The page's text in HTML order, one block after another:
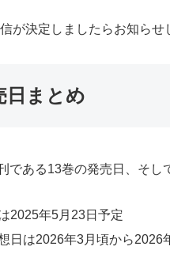
が決定しましたらお知らせ
日まとめ
ある13巻の発売日、そし
2025年5月23日予定
日は2026年3月頃から2026